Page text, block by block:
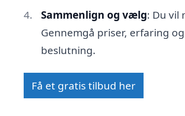
Sammenlign og vælg: Du vil
Gennemgå priser, erfaring
beslutning.
Få et gratis tilbud her